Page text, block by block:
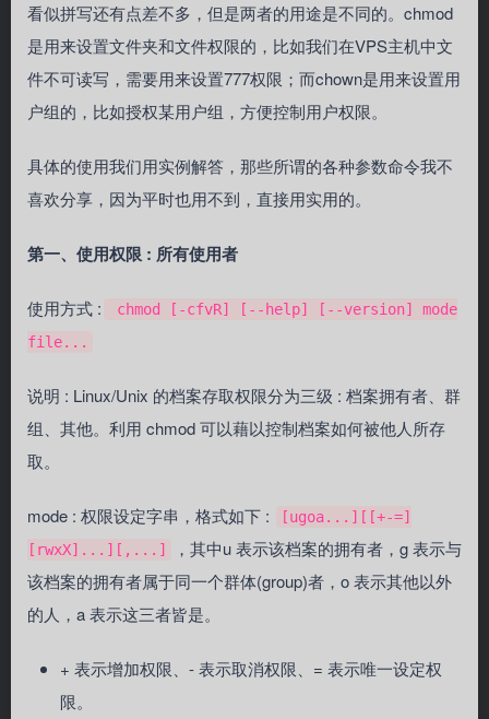
看似拼写还有点差不多，但是两者的用途是不同的。chmod
是用来设置文件夹和文件权限的，比如我们在VPS主机中文
件不可读写，需要用来设置777权限；而chown是用来设置用
户组的，比如授权某用户组，方便控制用户权限。
具体的使用我们用实例解答，那些所谓的各种参数命令我不
喜欢分享，因为平时也用不到，直接用实用的。
第一、使用权限 : 所有使用者
使用方式 :
chmod [-cfvR] [--help] [--version] mode
file...
说明 : Linux/Unix 的档案存取权限分为三级 : 档案拥有者、群
组、其他。利用 chmod 可以藉以控制档案如何被他人所存
取。
mode : 权限设定字串，格式如下 :
[ugoa...][[+-=]
[rwxX]...][,...]
，其中u 表示该档案的拥有者，g 表示与
该档案的拥有者属于同一个群体(group)者，o 表示其他以外
的人，a 表示这三者皆是。
+ 表示增加权限、- 表示取消权限、= 表示唯一设定权
限。